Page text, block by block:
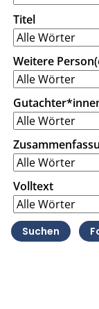
Titel
Weitere
Volltext